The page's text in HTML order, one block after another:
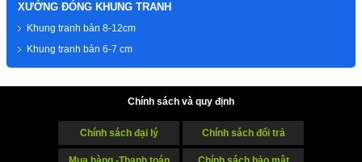
XƯỞNG ĐÓNG KHUNG TRANH
Khung tranh bản 8-12cm
Khung tranh bản 6-7 cm
Chính sách và quy định
Chính sách đại lý Chính sách đổi trả